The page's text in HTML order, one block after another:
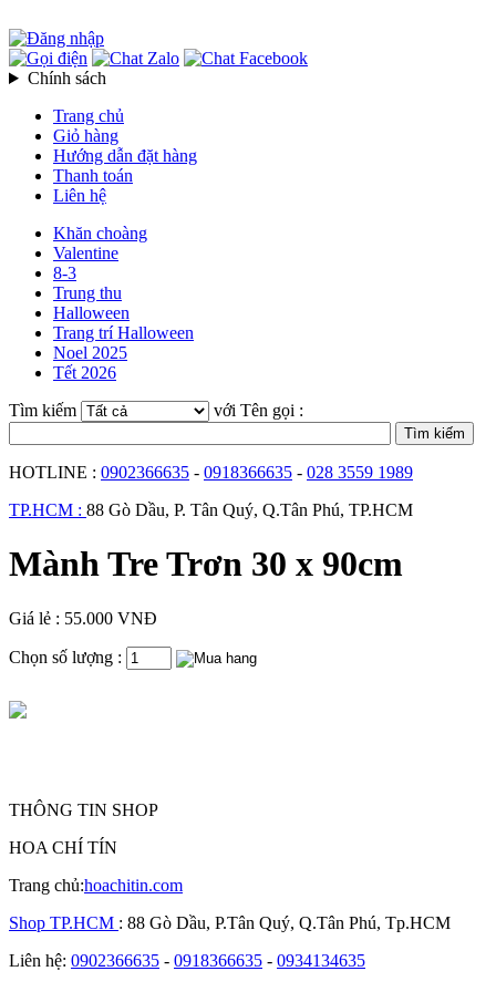
Chính sách
Trang chủ
Giỏ hàng
Hướng dẫn đặt hàng
Thanh toán
Liên hệ
Khăn choàng
Valentine
8-3
Trung thu
Halloween
Trang trí Halloween
Noel 2025
Tết 2026
Tìm kiếm
với Tên gọi :
HOTLINE : 0902366635 - 0918366635 - 028 3559 1989
TP.HCM : 88 Gò Dầu, P. Tân Quý, Q.Tân Phú, TP.HCM
Mành Tre Trơn 30 x 90cm
Giá lẻ : 55.000 VNĐ
Chọn số lượng :
THÔNG TIN SHOP
HOA CHÍ TÍN
Trang chủ:hoachitin.com
Shop TP.HCM : 88 Gò Dầu, P.Tân Quý, Q.Tân Phú, Tp.HCM
Liên hệ: 0902366635 - 0918366635 - 0934134635